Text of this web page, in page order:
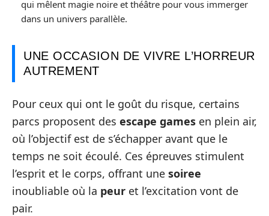
qui mêlent magie noire et théâtre pour vous immerger
dans un univers parallèle.
UNE OCCASION DE VIVRE L’HORREUR
AUTREMENT
Pour ceux qui ont le goût du risque, certains
parcs proposent des escape games en plein air,
où l’objectif est de s’échapper avant que le
temps ne soit écoulé. Ces épreuves stimulent
l’esprit et le corps, offrant une soiree
inoubliable où la peur et l’excitation vont de
pair.